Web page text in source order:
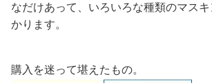
なだけあって、いろいろな種類のマス
かります。
購入を迷って堪えたもの。